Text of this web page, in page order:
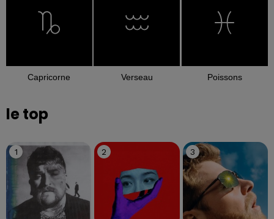
Capricorne Verseau Poissons
le top
1 2 3